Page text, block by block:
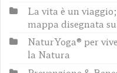
La vita è un
mappa disegnata
NaturYoga® per
la Natura